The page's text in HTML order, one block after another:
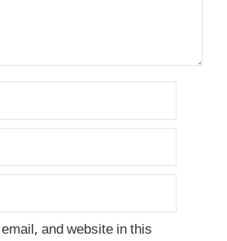
and website in this